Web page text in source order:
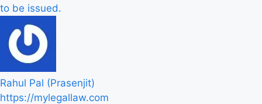
to be issued.
Rahul Pal (Prasenjit)
https://mylegallaw.com